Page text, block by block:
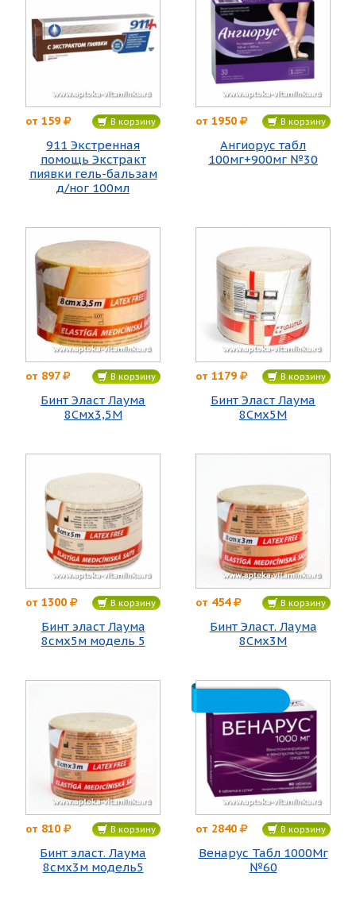
от 159 В корзину
911 Экстренная
помощь Экстракт
пиявки гель-бальзам
д/ног 100мл
от 1950 В корзину
Ангиорус табл
100мг+900мг №30
от 897 В корзину
Бинт Эласт Лаума
8Смх3,5М
от 1179 В корзину
Бинт Эласт Лаума
8Смх5М
от 1300 В корзину
Бинт эласт Лаума
8смх5м модель 5
от 454 В корзину
Бинт Эласт. Лаума
8Смх3М
от 810 В корзину
Бинт эласт. Лаума
8смх3м модель5
от 2840 В корзину
Венарус Табл 1000Мг
№60